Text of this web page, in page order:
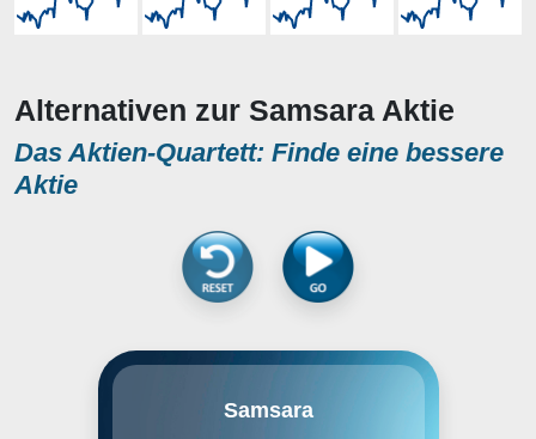
Alternativen zur Samsara Aktie
Das Aktien-Quartett: Finde eine bessere
Aktie
Samsara
connected sensor systems. It